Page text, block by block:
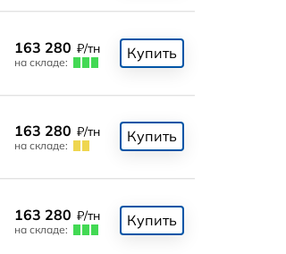
163 280 ₽/тн
на складе:
Купить
163 280 ₽/тн
на складе:
Купить
163 280 ₽/тн
на складе:
Купить